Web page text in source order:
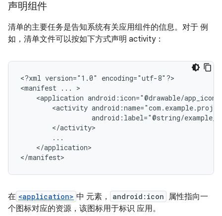
声明组件
清单的主要任务是告知系统有关应用组件的信息。对于 例
如，清单文件可以按如下方式声明 activity：
<?xml version="1.0"
encoding="utf-8"?>
<manifest ...
<application android:icon="@drawable/
<activity
android:label="@string/
</application>
</manifest>
在 <application> 中 元素， android:icon 属性指向一
个图标对应的资源，该图标用于标识 应用。